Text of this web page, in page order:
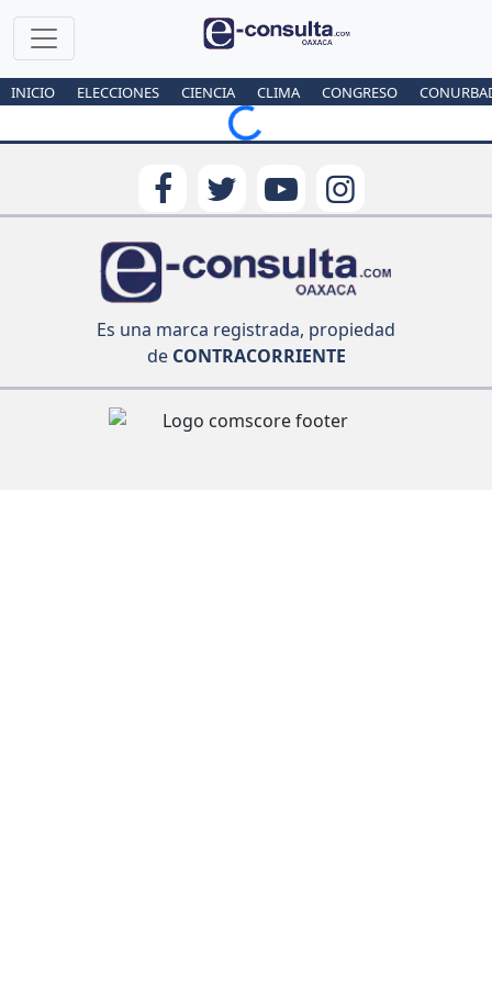
INICIO ELECCIONES CIENCIA CLIMA CONGRESO
Loading...
Es una marca registrada, propiedad
deCONTRACORRIENTE